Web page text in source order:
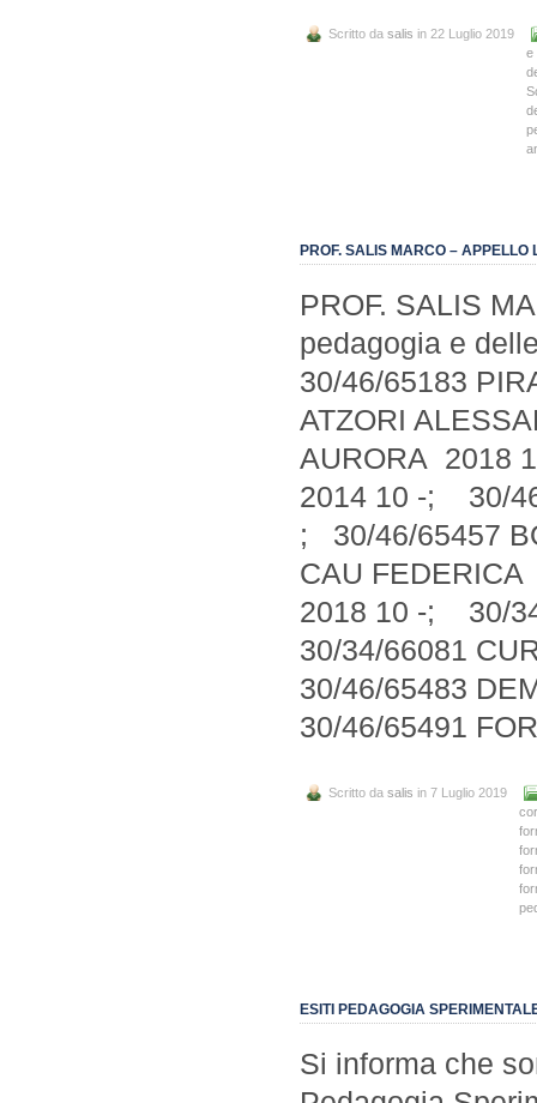
Scritto da salis in 22 Luglio 2019
e
PROF. SALIS MARCO – APPELLO
PROF. SALIS
pedagogia e
30/46/65183
ATZORI
AURORA 2018
2014 10 -; 30/
; 30/46/65457
CAU
2018 10 -; 30/
30/34/66081
30/46/65483
30/46/65491
Scritto da salis in 7 Luglio 2019
ESITI PEDAGOGIA
Si informa che